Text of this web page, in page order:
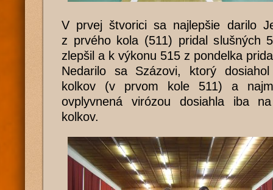
V prvej štvorici sa najlepšie darilo
z prvého kola (511) pridal slušných
zlepšil a k výkonu 515 z pondelka
Nedarilo sa Százovi, ktorý
kolkov (v prvom kole 511) a
ovplyvnená virózou dosiahla iba
kolkov.